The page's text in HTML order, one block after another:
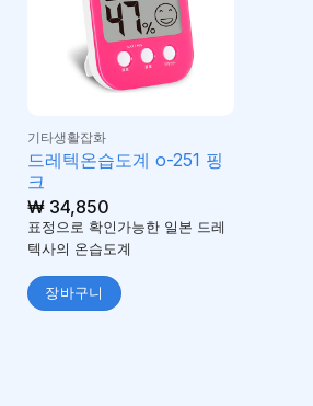
기타생활잡화
드레텍온습도계 o-251 핑
크
₩34,850
표정으로 확인가능한 일본 드레
텍사의 온습도계
장바구니